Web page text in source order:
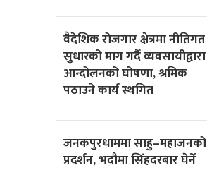
वैदेशिक रोजगार क्षेत्रमा नीतिगत
सुधारको माग गर्दै व्यवसायीद्वारा
आन्दोलनको घोषणा, श्रमिक
पठाउने कार्य स्थगित
जनकपुरधाममा साहु–महाजनको
प्रदर्शन, भदौमा सिंहदरबार घेर्ने